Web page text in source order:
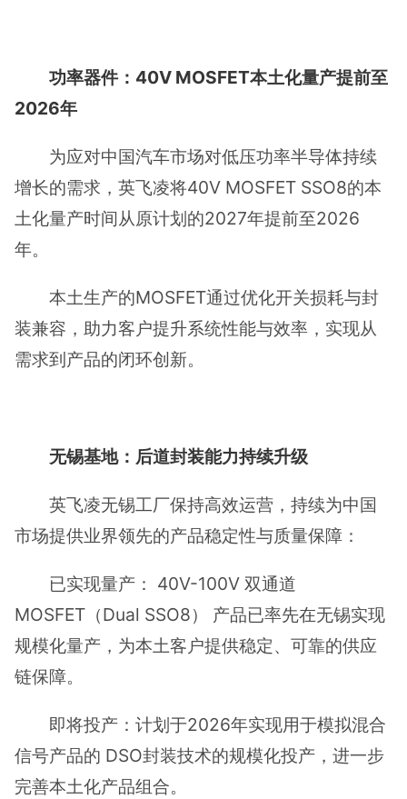
功率器件：40V MOSFET本土化量产提前至
2026年
为应对中国汽车市场对低压功率半导体持续
增长的需求，英飞凌将40V MOSFET SSO8的本
土化量产时间从原计划的2027年提前至2026
年。
本土生产的MOSFET通过优化开关损耗与封
装兼容，助力客户提升系统性能与效率，实现从
需求到产品的闭环创新。
无锡基地：后道封装能力持续升级
英飞凌无锡工厂保持高效运营，持续为中国
市场提供业界领先的产品稳定性与质量保障：
已实现量产： 40V-100V 双通道
MOSFET（Dual SSO8） 产品已率先在无锡实现
规模化量产，为本土客户提供稳定、可靠的供应
链保障。
即将投产：计划于2026年实现用于模拟混合
信号产品的 DSO封装技术的规模化投产，进一步
完善本土化产品组合。